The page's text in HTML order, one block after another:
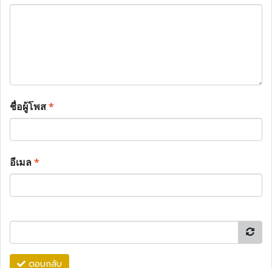
ชื่อผู้โพส*
อีเมล*
ตอบกลับ